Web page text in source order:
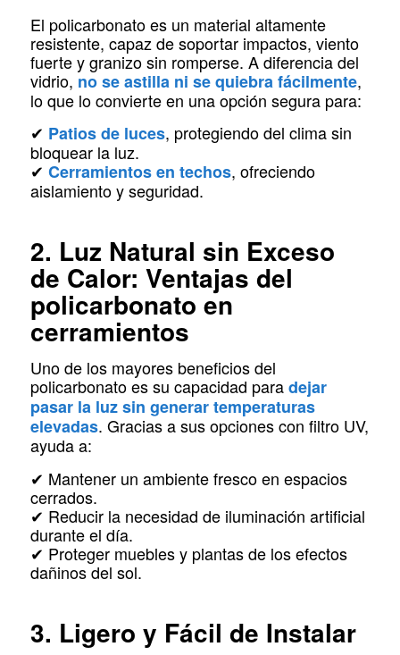
El policarbonato es un material altamente
resistente, capaz de soportar impactos, viento
fuerte y granizo sin romperse. A diferencia del
vidrio, no se astilla ni se quiebra fácilmente,
lo que lo convierte en una opción segura para:
✔ Patios de luces, protegiendo del clima sin
bloquear la luz.
✔ Cerramientos en techos, ofreciendo
aislamiento y seguridad.
2. Luz Natural sin Exceso
de Calor: Ventajas del
policarbonato en
cerramientos
Uno de los mayores beneficios del
policarbonato es su capacidad paradejar
pasar la luz sin generar temperaturas
elevadas. Gracias a sus opciones con filtro UV,
ayuda a:
✔ Mantener un ambiente fresco en espacios
cerrados.
✔ Reducir la necesidad de iluminación artificial
durante el día.
✔ Proteger muebles y plantas de los efectos
dañinos del sol.
3. Ligero y Fácil de Instalar